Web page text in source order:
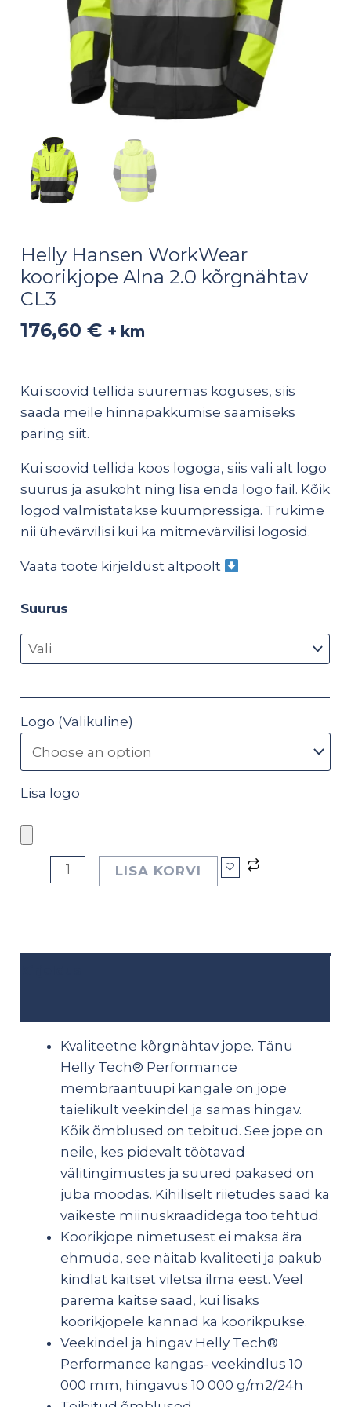
Helly Hansen WorkWear
koorikjope Alna 2.0 kõrgnähtav
CL3
176,60€ + km
Kui soovid tellida suuremas koguses, siis
saada meile hinnapakkumise saamiseks
päringsiit.
Kui soovid tellida koos logoga, siis vali alt logo
suurus ja asukoht ning lisa enda logo fail. Kõik
logod valmistatakse kuumpressiga. Trükime
nii ühevärvilisi kui ka mitmevärvilisi logosid.
Vaata toote kirjeldust altpoolt
Suurus
Logo (Valikuline)
Lisa logo
LISA KORVI
Kvaliteetne kõrgnähtav jope. Tänu
Helly Tech® Performance
membraantüüpi kangale on jope
täielikult veekindel ja samas hingav.
Kõik õmblused on tebitud. See jope on
neile, kes pidevalt töötavad
välitingimustes ja suured pakased on
juba möödas. Kihiliselt riietudes saad ka
väikeste miinuskraadidega töö tehtud.
Koorikjope nimetusest ei maksa ära
ehmuda, see näitab kvaliteeti ja pakub
kindlat kaitset viletsa ilma eest. Veel
parema kaitse saad, kui lisaks
koorikjopele kannad ka koorikpükse.
Veekindel ja hingav Helly Tech®
Performance kangas- veekindlus 10
000 mm, hingavus 10 000 g/m2/24h